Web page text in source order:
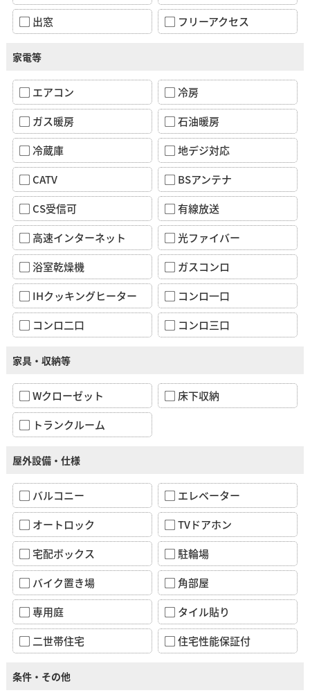
出窓
フリーアクセス
家電等
エアコン
冷房
ガス暖房
石油暖房
冷蔵庫
地デジ対応
CATV
BSアンテナ
CS受信可
有線放送
高速インターネット
光ファイバー
浴室乾燥機
ガスコンロ
IHクッキングヒーター
コンロ一口
コンロ二口
コンロ三口
家具・収納等
Wクローゼット
床下収納
トランクルーム
屋外設備・仕様
バルコニー
エレベーター
オートロック
TVドアホン
宅配ボックス
駐輪場
バイク置き場
角部屋
専用庭
タイル貼り
二世帯住宅
住宅性能保証付
条件・その他